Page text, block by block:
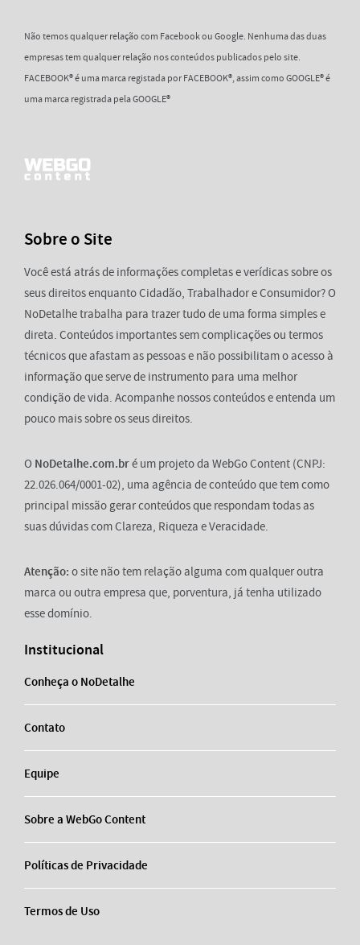
Não temos qualquer relação com Facebook ou Google. Nenhuma das duas
empresas tem qualquer relação nos conteúdos publicados pelo site.
FACEBOOK® é uma marca registada por FACEBOOK®, assim como GOOGLE® é
uma marca registrada pela GOOGLE®
Sobre o Site
Você está atrás de informações completas e verídicas sobre os
seus direitos enquanto Cidadão, Trabalhador e Consumidor? O
NoDetalhe trabalha para trazer tudo de uma forma simples e
direta. Conteúdos importantes sem complicações ou termos
técnicos que afastam as pessoas e não possibilitam o acesso à
informação que serve de instrumento para uma melhor
condição de vida. Acompanhe nossos conteúdos e entenda um
pouco mais sobre os seus direitos.
O NoDetalhe.com.bré um projeto da WebGo Content (CNPJ:
22.026.064/0001-02), uma agência de conteúdo que tem como
principal missão gerar conteúdos que respondam todas as
suas dúvidas com Clareza, Riqueza e Veracidade.
Atenção: o site não tem relação alguma com qualquer outra
marca ou outra empresa que, porventura, já tenha utilizado
esse domínio.
Institucional
Conheça o NoDetalhe
Contato
Equipe
Sobre a WebGo Content
Políticas de Privacidade
Termos de Uso